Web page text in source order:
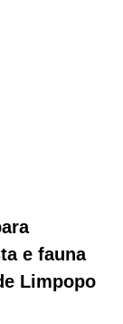
e fauna
Limpopo